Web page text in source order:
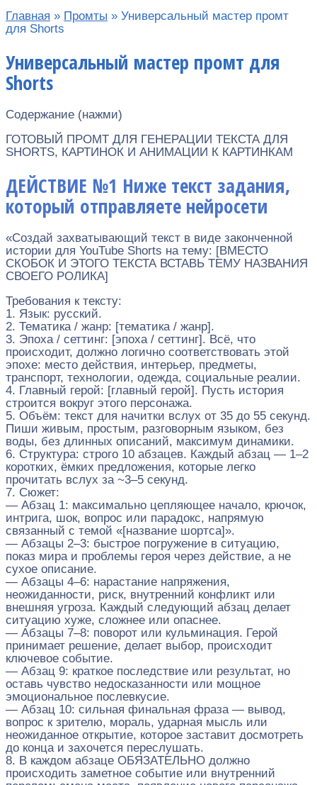
Главная » Промты » Универсальный мастер промт
для Shorts
Универсальный мастер промт для
Shorts
Содержание (нажми)
ГОТОВЫЙ ПРОМТ ДЛЯ ГЕНЕРАЦИИ ТЕКСТА ДЛЯ
SHORTS, КАРТИНОК И АНИМАЦИИ К КАРТИНКАМ
ДЕЙСТВИЕ №1 Ниже текст задания,
который отправляете нейросети
«Создай захватывающий текст в виде законченной
истории для YouTube Shorts на тему: [ВМЕСТО
СКОБОК И ЭТОГО ТЕКСТА ВСТАВЬ ТЕМУ НАЗВАНИЯ
СВОЕГО РОЛИКА]
Требования к тексту:
1. Язык: русский.
2. Тематика / жанр: [тематика / жанр].
3. Эпоха / сеттинг: [эпоха / сеттинг]. Всё, что
происходит, должно логично соответствовать этой
эпохе: место действия, интерьер, предметы,
транспорт, технологии, одежда, социальные реалии.
4. Главный герой: [главный герой]. Пусть история
строится вокруг этого персонажа.
5. Объём: текст для начитки вслух от 35 до 55 секунд.
Пиши живым, простым, разговорным языком, без
воды, без длинных описаний, максимум динамики.
6. Структура: строго 10 абзацев. Каждый абзац — 1–2
коротких, ёмких предложения, которые легко
прочитать вслух за ~3–5 секунд.
7. Сюжет:
— Абзац 1: максимально цепляющее начало, крючок,
интрига, шок, вопрос или парадокс, напрямую
связанный с темой «[название шортса]».
— Абзацы 2–3: быстрое погружение в ситуацию,
показ мира и проблемы героя через действие, а не
сухое описание.
— Абзацы 4–6: нарастание напряжения,
неожиданности, риск, внутренний конфликт или
внешняя угроза. Каждый следующий абзац делает
ситуацию хуже, сложнее или опаснее.
— Абзацы 7–8: поворот или кульминация. Герой
принимает решение, делает выбор, происходит
ключевое событие.
— Абзац 9: краткое последствие или результат, но
оставь чувство недосказанности или мощное
эмоциональное послевкусие.
— Абзац 10: сильная финальная фраза — вывод,
вопрос к зрителю, мораль, ударная мысль или
неожиданное открытие, которое заставит досмотреть
до конца и захочется переслушать.
8. В каждом абзаце ОБЯЗАТЕЛЬНО должно
происходить заметное событие или внутренний